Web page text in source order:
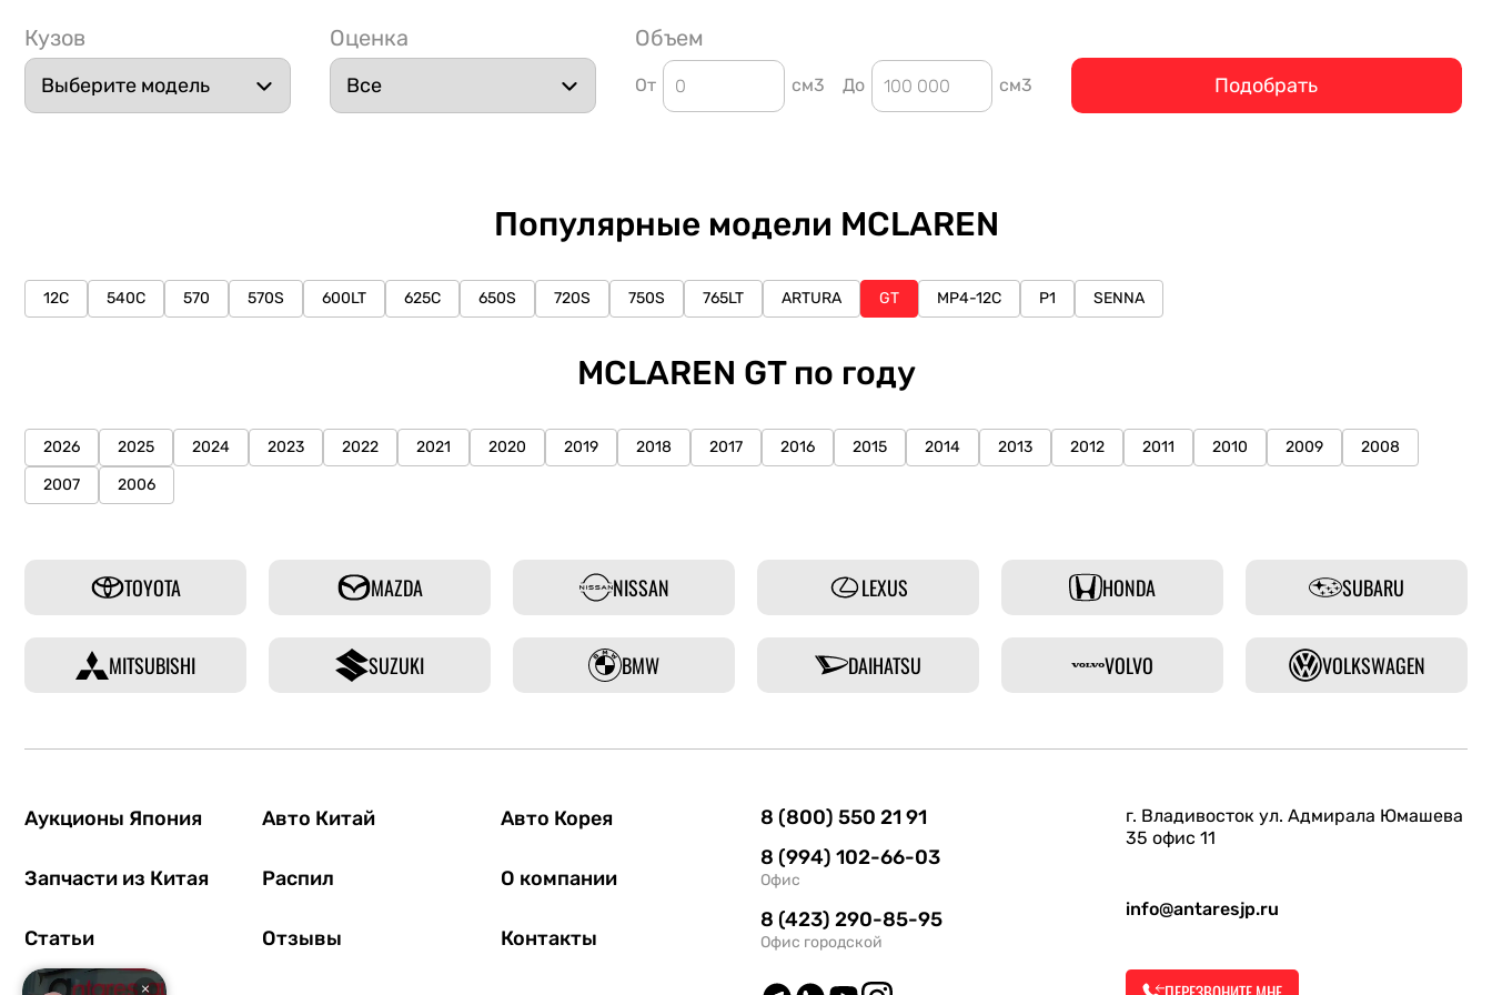
Кузов Оценка Объем
От см3 До см3 Подобрать
Популярные модели MCLAREN
12C 540C 570 570S 600LT 625C 650S 720S 750S 765LT ARTURA GT MP4-12C P1 SENNA
MCLAREN GT по году
2026 2025 2024 2023 2022 2021 2020 2019 2018 2017 2016 2015 2014 2013 2012 2011 2010 2009
2008
2007
2006
TOYOTA MAZDA NISSAN LEXUS HONDA SUBARU
MITSUBISHI SUZUKI BMW DAIHATSU VOLVO VOLKSWAGEN
Аукционы Япония Авто Китай Авто Корея
Запчасти из Китая Распил О компании
Статьи Отзывы Контакты
8 (800) 550 21 91
8 (994) 102-66-03
Офис
8 (423) 290-85-95
Офис городской
г. Владивосток ул. Адмирала Юмашева
35 офис 11
info@antaresjp.ru